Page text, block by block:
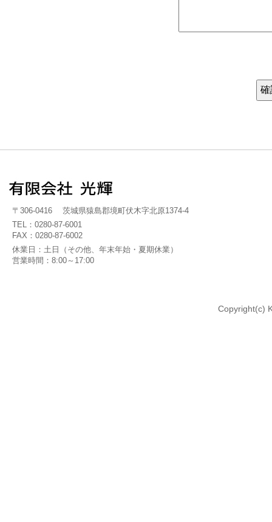
〒306-0416 茨城県猿島郡境町伏木字北原1374-4
TEL：0280-87-6001
FAX：0280-87-6002
休業日：土日（その他、年末年始・夏期休業）
営業時間：8:00～17:00
Copyright(c)